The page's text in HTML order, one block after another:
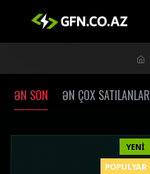
ƏN SON ƏN ÇOX SATILANLAR
YENI
POPULYAR